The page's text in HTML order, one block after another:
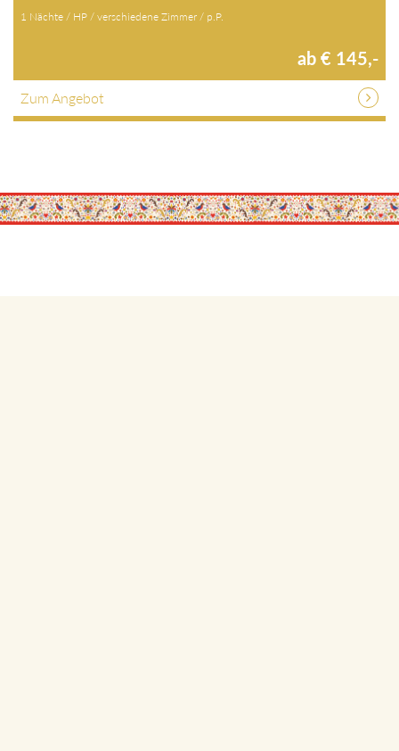
1 Nächte / HP / verschiedene Zimmer / p.P.
ab € 145,-
Zum Angebot